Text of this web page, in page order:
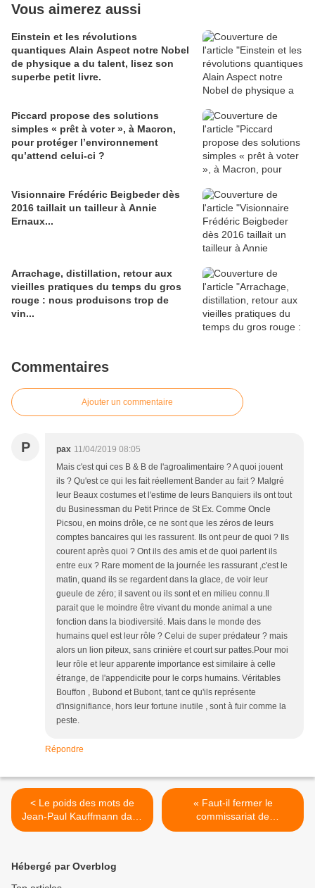
Vous aimerez aussi
Einstein et les révolutions
quantiques Alain Aspect notre Nobel
de physique a du talent, lisez son
superbe petit livre.
Piccard propose des solutions
simples « prêt à voter », à Macron,
pour protéger l’environnement
qu’attend celui-ci ?
Visionnaire Frédéric Beigbeder dès
2016 taillait un tailleur à Annie
Ernaux...
Arrachage, distillation, retour aux
vieilles pratiques du temps du gros
rouge : nous produisons trop de
vin...
Commentaires
Ajouter un commentaire
P pax 11/04/2019 08:05
Mais c'est qui ces B & B de l'agroalimentaire ? A quoi jouent
ils ? Qu'est ce qui les fait réellement Bander au fait ? Malgré
leur Beaux costumes et l'estime de leurs Banquiers ils ont tout
du Businessman du Petit Prince de St Ex. Comme Oncle
Picsou, en moins drôle, ce ne sont que les zéros de leurs
comptes bancaires qui les rassurent. Ils ont peur de quoi ? Ils
courent après quoi ? Ont ils des amis et de quoi parlent ils
entre eux ? Rare moment de la journée les rassurant ,c'est le
matin, quand ils se regardent dans la glace, de voir leur
gueule de zéro; il savent ou ils sont et en milieu connu.Il
parait que le moindre être vivant du monde animal a une
fonction dans la biodiversité. Mais dans le monde des
humains quel est leur rôle ? Celui de super prédateur ? mais
alors un lion piteux, sans crinière et court sur pattes.Pour moi
leur rôle et leur apparente importance est similaire à celle
étrange, de l'appendicite pour le corps humains. Véritables
Bouffon , Bubond et Bubont, tant ce qu'ils représente
d'insignifiance, hors leur fortune inutile , sont à fuir comme la
peste.
Répondre
< Le poids des mots de
Jean-Paul Kauffmann dans
« Venise à double tour » et
« Faut-il fermer le
commissariat de
Decazeville ? » la
Hébergé par Overblog